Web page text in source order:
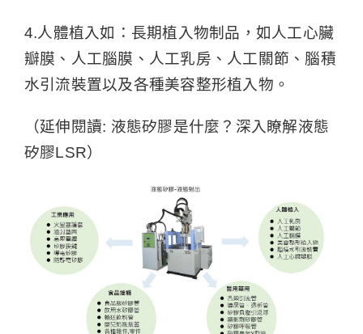
4.人體植入如：長期植入物制品，如人工心臟
瓣膜、人工腦膜、人工乳房、人工關節、腦積
水引流裝置以及各種美容整形植入物。
（延伸閱讀: 液態矽膠是什麼？深入瞭解液態
矽膠LSR）